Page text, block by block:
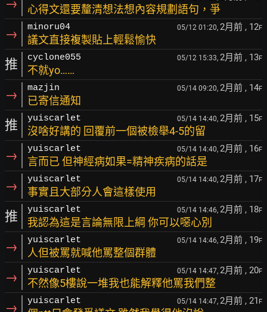
→ 心得文還要釐清想法想內容規劃語句，爭
→ minoru04 05/12 01:20, 2月前 , 12F
議文直接複製貼上輕鬆愉快
推 cyclone055 05/12 15:33, 2月前 , 13F
不就yo……
→ mazjin 05/14 09:20, 2月前 , 14F
已寄信通知
推 yuiscarlet 05/14 14:40, 2月前 , 15F
沒啥好講的 回覆前一個被檢舉4-5的留
→ yuiscarlet 05/14 14:40, 2月前 , 16F
言而已 但神經病如果=精神疾病的話是
→ yuiscarlet 05/14 14:40, 2月前 , 17F
事實且大部分人會這樣使用
推 yuiscarlet 05/14 14:46, 2月前 , 18F
我認為這是言論無限上綱 你可以噁心別
→ yuiscarlet 05/14 14:46, 2月前 , 19F
人但被罵就喊他罵整個群體
→ yuiscarlet 05/14 14:47, 2月前 , 20F
不然像5樓說一堆我也能解釋他罵我們整
→ yuiscarlet 05/14 14:47, 2月前 , 21 F